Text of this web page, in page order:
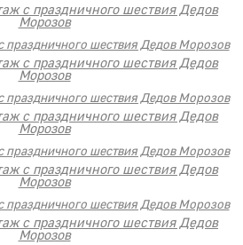
с праздничного шествия Дедов
Морозов
с праздничного шествия Дедов
Морозов
с праздничного шествия Дедов
Морозов
с праздничного шествия Дедов
Морозов
с праздничного шествия Дедов
Морозов